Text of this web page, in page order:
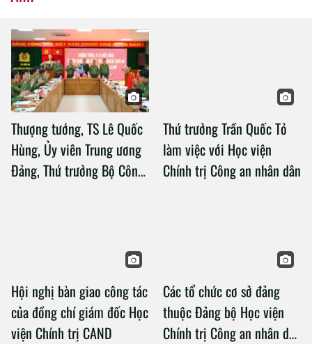
Thượng tướng, TS Lê Quốc
Hùng, Ủy viên Trung ương
Đảng, Thứ trưởng Bộ Công
Thứ trưởng Trần Quốc Tỏ
làm việc với Học viện
Chính trị Công an nhân dân
Hội nghị bàn giao công tác
của đồng chí giám đốc Học
viện Chính trị CAND
Các tổ chức cơ sở đảng
thuộc Đảng bộ Học viện
Chính trị Công an nhân dân